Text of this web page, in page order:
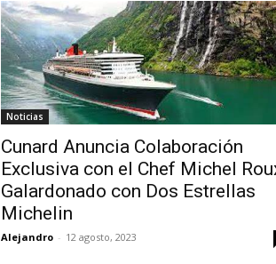
Noticias
Cunard Anuncia Colaboración
Exclusiva con el Chef Michel
Galardonado con Dos Estrellas
Michelin
Alejandro - 12 agosto, 2023